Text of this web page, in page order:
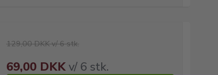
129,00 DKK v/ 6 stk.
69,00 DKKv/ 6 stk.